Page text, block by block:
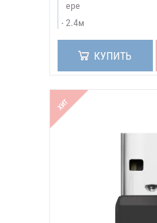
ере
2.4м
КУПИТЬ
ХИТ